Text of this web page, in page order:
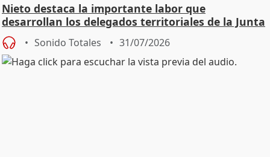
Nieto destaca la importante labor que
desarrollan los delegados territoriales de la Junta
Sonido Totales 31/07/2026